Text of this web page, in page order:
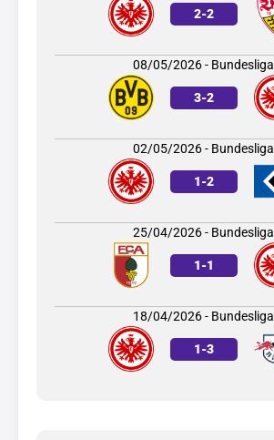
2-2
08/05/2026 - Bundesliga
3-2
02/05/2026 - Bundesliga
1-2
25/04/2026 - Bundesliga
1-1
18/04/2026 - Bundesliga
1-3